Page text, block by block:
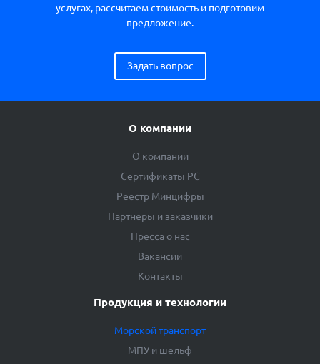
услугах, рассчитаем стоимость и подготовим
предложение.
Задать вопрос
О компании
О компании
Сертификаты РС
Реестр Минцифры
Партнеры и заказчики
Пресса о нас
Вакансии
Контакты
Продукция и технологии
Морской транспорт
МПУ и шельф